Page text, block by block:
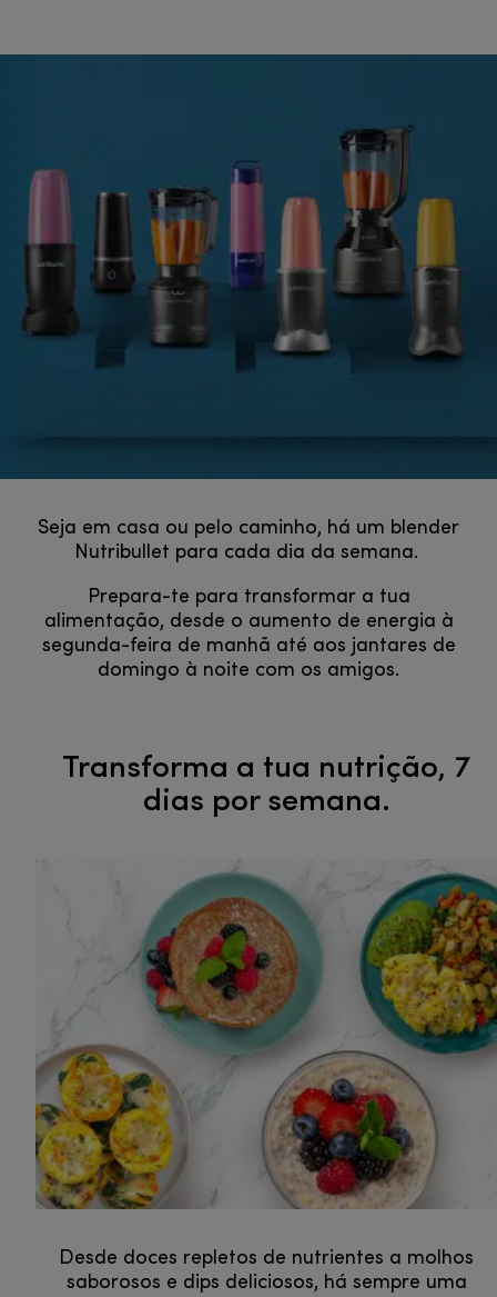
Seja em casa ou pelo caminho, há um blender
Nutribullet para cada dia da semana.
Prepara-te para transformar a tua
alimentação, desde o aumento de energia à
segunda-feira de manhã até aos jantares de
domingo à noite com os amigos.
Transforma a tua nutrição, 7
dias por semana.
Desde doces repletos de nutrientes a molhos
saborosos e dips deliciosos, há sempre uma